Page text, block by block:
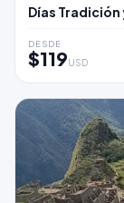
Días
DESDE
$119USD